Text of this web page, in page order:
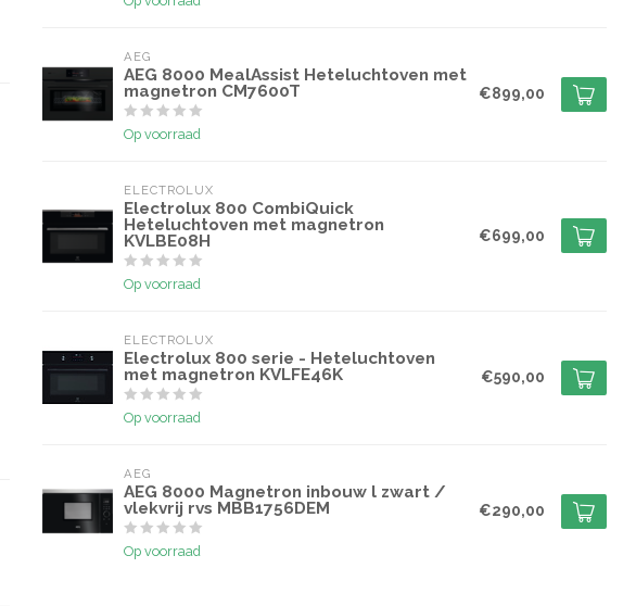
AEG
AEG 8000 MealAssist Heteluchtoven met
magnetron CM7600T
Op voorraad
€899,00
ELECTROLUX
Electrolux 800 CombiQuick
Heteluchtoven met magnetron
KVLBE08H
Op voorraad
€699,00
ELECTROLUX
Electrolux 800 serie - Heteluchtoven
met magnetron KVLFE46K
Op voorraad
€590,00
AEG
AEG 8000 Magnetron inbouw l zwart /
vlekvrij rvs MBB1756DEM
Op voorraad
€290,00